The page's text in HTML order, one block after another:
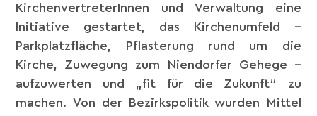
KirchenvertreterInnen und Verwaltung eine
Initiative gestartet, das Kirchenumfeld –
Parkplatzfläche, Pflasterung rund um die
Kirche, Zuwegung zum Niendorfer Gehege –
aufzuwerten und „fit für die Zukunft“ zu
machen. Von der Bezirkspolitik wurden Mittel